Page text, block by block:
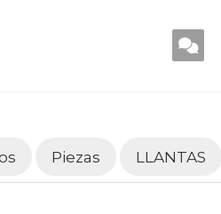
Piezas LLANTAS